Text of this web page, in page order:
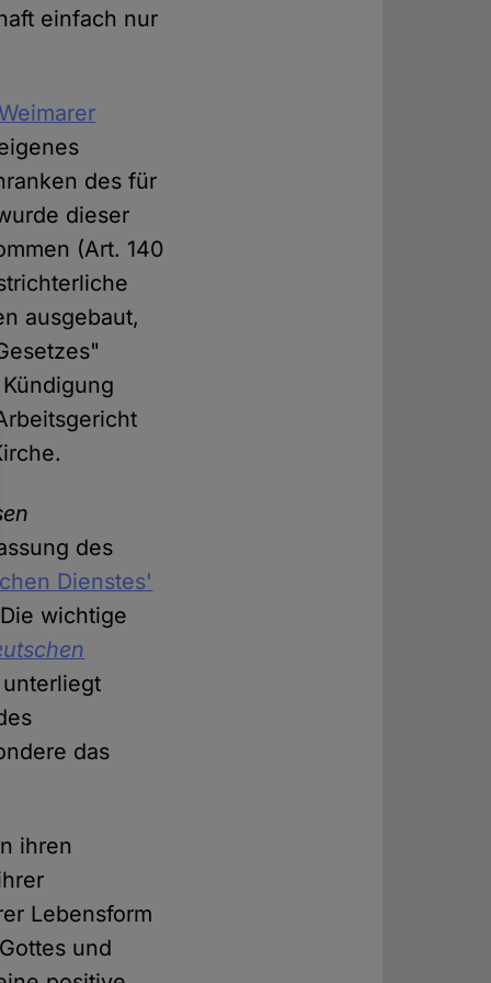
einfach nur
des für
dieser
(Art. 140
ausgebaut,
des
Dienstes'
wichtige
das
ihren
Lebensform
und